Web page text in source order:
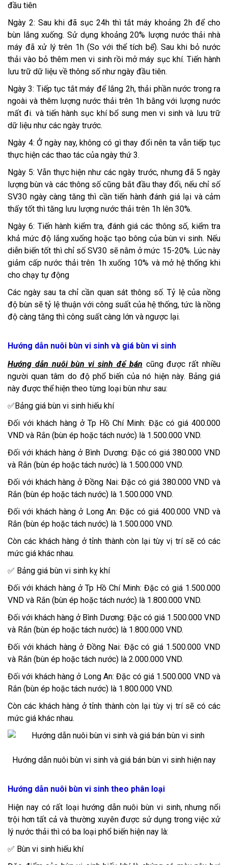
đầu tiên
Ngày 2: Sau khi đã sục 24h thì tắt máy khoảng 2h để cho
bùn lắng xuống. Sử dụng khoảng 20% lượng nước thải nhà
máy đã xử lý trên 1h (So với thể tích bể). Sau khi bỏ nước
thải vào bỏ thêm men vi sinh rồi mở máy sục khí. Tiến hành
lưu trữ dữ liệu về thông số như ngày đầu tiên.
Ngày 3: Tiếp tục tắt máy để lắng 2h, thải phần nước trong ra
ngoài và thêm lượng nước thải trên 1h bằng với lượng nước
mất đi. và tiến hành sục khí bổ sung men vi sinh và lưu trữ
dữ liệu như các ngày trước.
Ngày 4: Ở ngày nay, không có gì thay đổi nên ta vẫn tiếp tục
thực hiện các thao tác của ngày thứ 3.
Ngày 5: Vẫn thực hiện như các ngày trước, nhưng đã 5 ngày
lượng bùn và các thông số cũng bắt đầu thay đổi, nếu chỉ số
SV30 ngày càng tăng thì cần tiến hành đánh giá lại và cảm
thấy tốt thì tăng lưu lượng nước thải trên 1h lên 30%.
Ngày 6: Tiến hành kiểm tra, đánh giá các thông số, kiểm tra
khả mức độ lắng xuống hoặc tạo bông của bùn vi sinh. Nếu
diễn biến tốt thì chỉ số SV30 sẽ nằm ở mức 15-20%. Lúc này
giảm cấp nước thải trên 1h xuống 10% và mở hệ thống khi
cho chạy tự động
Các ngày sau ta chỉ cần quan sát thông số. Tỷ lệ của nồng
độ bùn sẽ tỷ lệ thuận với công suất của hệ thống, tức là nồng
độ càng tăng thì công suất càng lớn và ngược lại.
Hướng dẫn nuôi bùn vi sinh và giá bùn vi sinh
Hướng dẫn nuôi bùn vi sinh để bán cũng được rất nhiều
người quan tâm do độ phổ biến của nó hiện này. Bảng giá
này được thể hiện theo từng loại bùn như sau:
✅Bảng giá bùn vi sinh hiếu khí
Đối với khách hàng ở Tp Hồ Chí Minh: Đặc có giá 400.000
VND và Rắn (bùn ép hoặc tách nước) là 1.500.000 VND.
Đối với khách hàng ở Bình Dương: Đặc có giá 380.000 VND
và Rắn (bùn ép hoặc tách nước) là 1.500.000 VND.
Đối với khách hàng ở Đồng Nai: Đặc có giá 380.000 VND và
Rắn (bùn ép hoặc tách nước) là 1.500.000 VND.
Đối với khách hàng ở Long An: Đặc có giá 400.000 VND và
Rắn (bùn ép hoặc tách nước) là 1.500.000 VND.
Còn các khách hàng ở tỉnh thành còn lại tùy vị trí sẽ có các
mức giá khác nhau.
✅ Bảng giá bùn vi sinh kỵ khí
Đối với khách hàng ở Tp Hồ Chí Minh: Đặc có giá 1.500.000
VND và Rắn (bùn ép hoặc tách nước) là 1.800.000 VND.
Đối với khách hàng ở Bình Dương: Đặc có giá 1.500.000 VND
và Rắn (bùn ép hoặc tách nước) là 1.800.000 VND.
Đối với khách hàng ở Đồng Nai: Đặc có giá 1.500.000 VND
và Rắn (bùn ép hoặc tách nước) là 2.000.000 VND.
Đối với khách hàng ở Long An: Đặc có giá 1.500.000 VND và
Rắn (bùn ép hoặc tách nước) là 1.800.000 VND.
Còn các khách hàng ở tỉnh thành còn lại tùy vị trí sẽ có các
mức giá khác nhau.
Hướng dẫn nuôi bùn vi sinh và giá bán bùn vi sinh hiện nay
Hướng dẫn nuôi bùn vi sinh theo phân loại
Hiện nay có rất loại hướng dẫn nuôi bùn vi sinh, nhưng nổi
trội hơn tất cả và thường xuyên được sử dụng trong việc xử
lý nước thải thì có ba loại phổ biến hiện nay là:
✅ Bùn vi sinh hiếu khí